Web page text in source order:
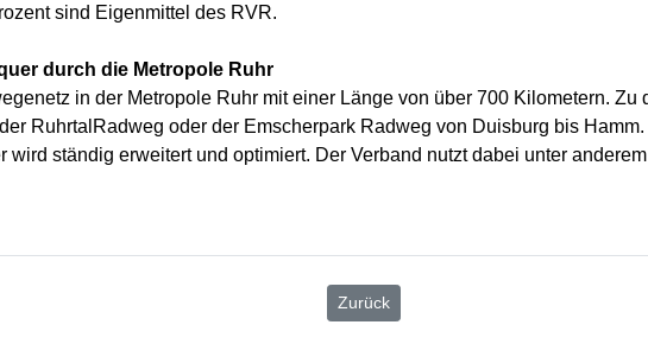
sind Eigenmittel des RVR.
durch die Metropole Ruhr
in der Metropole Ruhr mit einer Länge von über 700 Kilometern.
RuhrtalRadweg oder der Emscherpark Radweg von Duisburg bis
wird ständig erweitert und optimiert. Der Verband nutzt dabei unter
Zurück